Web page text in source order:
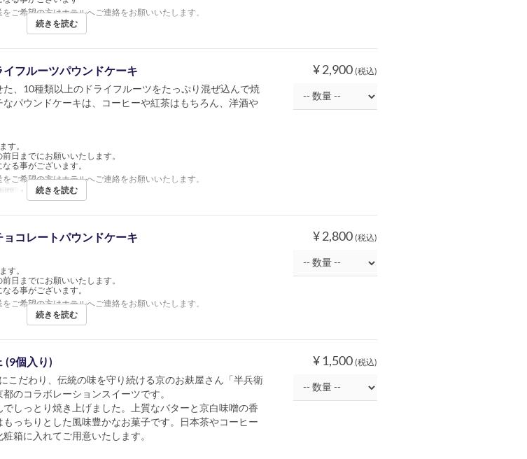
ご希望の方はホテルへご連絡をお願いいたします。
続きを読む
¥ 2,900 (税込)
イフルーツパウンドケーキ
、10種類以上のドライフルーツをたっぷり混ぜ込んで焼
パウンドケーキは、コーヒーや紅茶はもちろん、洋酒や
す。
日までにお願いいたします。
る事がございます。
ご希望の方はホテルへご連絡をお願いいたします。
限 1 ~ 5続きを読む
¥ 2,800 (税込)
ョコレートパウンドケーキ
す。
日までにお願いいたします。
る事がございます。
ご希望の方はホテルへご連絡をお願いいたします。
続きを読む
¥ 1,500 (税込)
(9個入り)
こだわり、伝統の味を守り続ける京のお麸屋さん「半兵衛
のコラボレーションスイーツです。
しっとり焼き上げました。上質なバターと京白味噌の香
っちりとした風味豊かなお菓子です。日本茶やコーヒー
箱に入れてご用意いたします。